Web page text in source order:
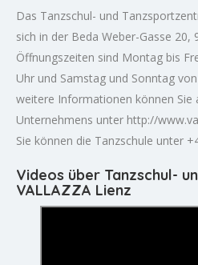
Das Tanzschul- und
sich in der Beda Weber-Gasse 20,
Öffnungszeiten sind Montag bis
Uhr und Samstag und Sonntag
weitere Informationen können Sie
Unternehmens unter http://
Sie können die Tanzschule unter
Videos über Tanzschul-
VALLAZZA Lienz